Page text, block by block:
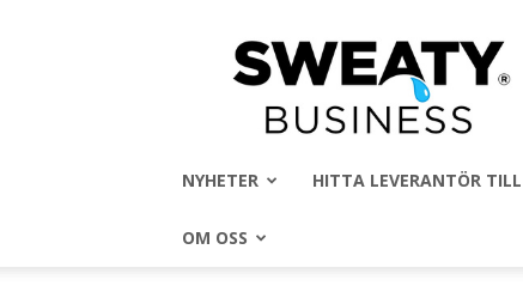
Sweaty
Business
NYHETER HITTA LEVERANTÖR
OM OSS